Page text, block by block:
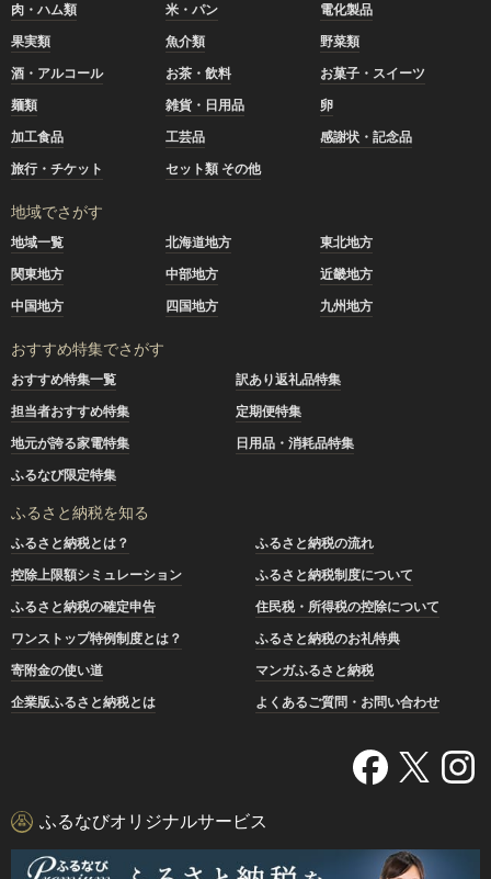
肉・ハム類 米・パン
電化製品
果実類
魚介類
野菜類
酒・アルコール
お茶・飲料
お菓子・スイーツ
麺類
雑貨・日用品
卵
加工食品
工芸品
感謝状・記念品
旅行・チケット
セット類 その他
地域でさがす
地域一覧 北海道地方
東北地方
関東地方
中部地方
近畿地方
中国地方
四国地方 九州地方
おすすめ特集でさがす
おすすめ特集一覧
訳あり返礼品特集
担当者おすすめ特集
定期便特集
地元が誇る家電特集
日用品・消耗品特集
ふるなび限定特集
ふるさと納税を知る
ふるさと納税とは？
ふるさと納税の流れ
控除上限額シミュレーション
ふるさと納税制度について
ふるさと納税の確定申告
住民税・所得税の控除について
ワンストップ特例制度とは？
ふるさと納税のお礼特典
寄附金の使い道
マンガふるさと納税
企業版ふるさと納税とは
よくあるご質問・お問い合わせ
ふるなびオリジナルサービス